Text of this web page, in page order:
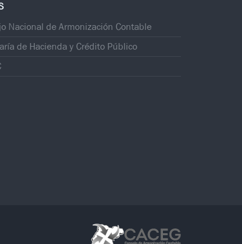
Nacional de Armonización Contable
de Hacienda y Crédito Público